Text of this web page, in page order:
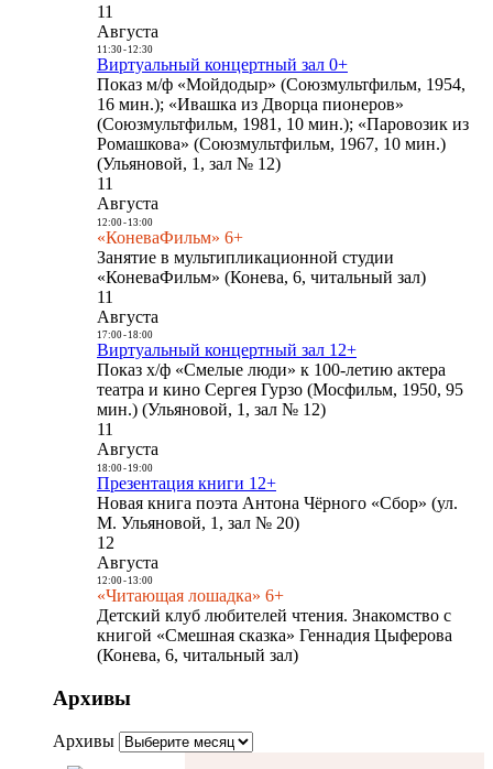
11
Августа
11:30- 12:30
Виртуальный концертный зал 0+
Показ м/ф «Мойдодыр» (Союзмультфильм, 1954,
16 мин.); «Ивашка из Дворца пионеров»
(Союзмультфильм, 1981, 10 мин.); «Паровозик из
Ромашкова» (Союзмультфильм, 1967, 10 мин.)
(Ульяновой, 1, зал № 12)
11
Августа
12:00- 13:00
«КоневаФильм» 6+
Занятие в мультипликационной студии
«КоневаФильм» (Конева, 6, читальный зал)
11
Августа
17:00- 18:00
Виртуальный концертный зал 12+
Показ х/ф «Смелые люди» к 100-летию актера
театра и кино Сергея Гурзо (Мосфильм, 1950, 95
мин.) (Ульяновой, 1, зал № 12)
11
Августа
18:00- 19:00
Презентация книги 12+
Новая книга поэта Антона Чёрного «Сбор» (ул.
М. Ульяновой, 1, зал № 20)
12
Августа
12:00- 13:00
«Читающая лошадка» 6+
Детский клуб любителей чтения. Знакомство с
книгой «Смешная сказка» Геннадия Цыферова
(Конева, 6, читальный зал)
Архивы
Архивы